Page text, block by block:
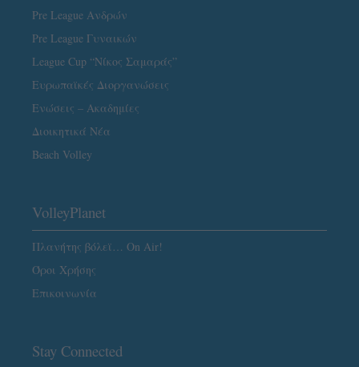
Pre League Ανδρών
Pre League Γυναικών
League Cup “Νίκος Σαμαράς”
Ευρωπαϊκές Διοργανώσεις
Ενώσεις – Ακαδημίες
Διοικητικά Νέα
Beach Volley
VolleyPlanet
Πλανήτης βόλεϊ… On Air!
Όροι Χρήσης
Επικοινωνία
Stay Connected